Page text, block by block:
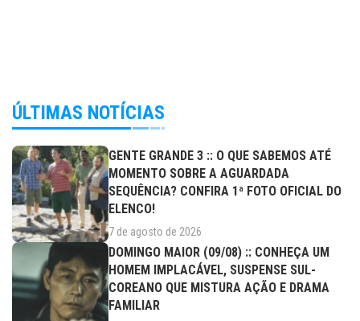
ÚLTIMAS NOTÍCIAS
GENTE GRANDE 3 :: O QUE SABEMOS ATÉ
MOMENTO SOBRE A AGUARDADA
SEQUÊNCIA? CONFIRA 1ª FOTO OFICIAL DO
ELENCO!
7 de agosto de 2026
DOMINGO MAIOR (09/08) :: CONHEÇA UM
HOMEM IMPLACÁVEL, SUSPENSE SUL-
COREANO QUE MISTURA AÇÃO E DRAMA
FAMILIAR